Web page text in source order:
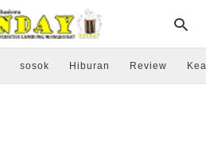
sosok Hiburan Review